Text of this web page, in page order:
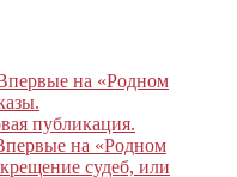
на «Родном
публикация.
на «Родном
судеб, или